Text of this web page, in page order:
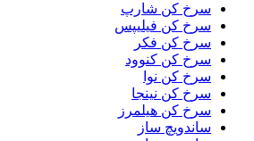
سرخ کن شارپ
سرخ کن فیلیپس
سرخ کن فکر
سرخ کن کنوود
سرخ کن نوا
سرخ کن نینجا
سرخ کن هیلمرز
ساندویچ ساز